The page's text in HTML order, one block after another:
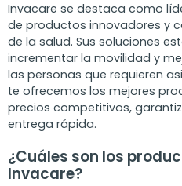
Invacare se destaca como
de productos innovadores y
de la salud. Sus soluciones
incrementar la movilidad y
las personas que requieren
te ofrecemos los mejores
precios competitivos,
entrega rápida.
¿Cuáles son los
Invacare?